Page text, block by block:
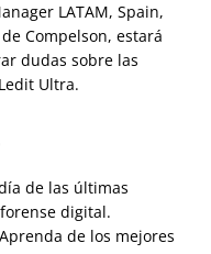
LATAM, Spain,
Compelson, estará
dudas sobre las
Ultra.
de las últimas
digital.
Aprenda de los mejores